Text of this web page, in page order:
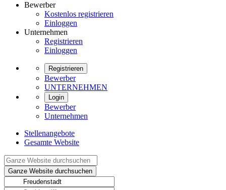
Bewerber
Kostenlos registrieren
Einloggen
Unternehmen
Registrieren
Einloggen
Registrieren
Bewerber
UNTERNEHMEN
Login
Bewerber
Unternehmen
Stellenangebote
Gesamte Website